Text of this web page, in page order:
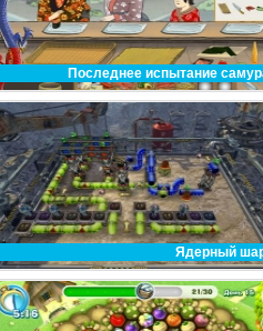
Последнее испытание
Ядерный